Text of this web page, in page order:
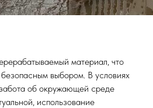
материал, что
выбором. В условиях
об окружающей среде
использование